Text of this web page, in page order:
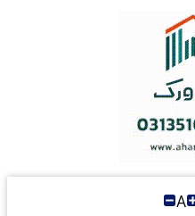
A